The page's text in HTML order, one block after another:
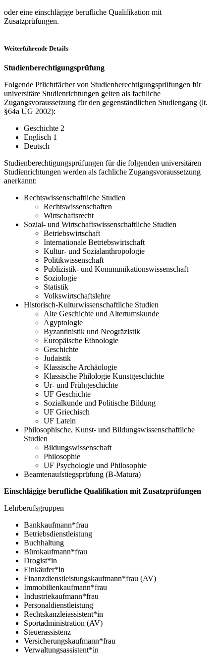
oder eine einschlägige berufliche Qualifikation mit
Zusatzprüfungen.
Weiterführende Details
Studienberechtigungsprüfung
Folgende Pflichtfächer von Studienberechtigungsprüfungen für
universitäre Studienrichtungen gelten als fachliche
Zugangsvoraussetzung für den gegenständlichen Studiengang (lt.
§64a UG 2002):
Geschichte 2
Englisch 1
Deutsch
Studienberechtigungsprüfungen für die folgenden universitären
Studienrichtungen werden als fachliche Zugangsvoraussetzung
anerkannt:
Rechtswissenschaftliche Studien
Rechtswissenschaften
Wirtschaftsrecht
Sozial- und Wirtschaftswissenschaftliche Studien
Betriebswirtschaft
Internationale Betriebswirtschaft
Kultur- und Sozialanthropologie
Politikwissenschaft
Publizistik- und Kommunikationswissenschaft
Soziologie
Statistik
Volkswirtschaftslehre
Historisch-Kulturwissenschaftliche Studien
Alte Geschichte und Altertumskunde
Ägyptologie
Byzantinistik und Neogräzistik
Europäische Ethnologie
Geschichte
Judaistik
Klassische Archäologie
Klassische Philologie Kunstgeschichte
Ur- und Frühgeschichte
UF Geschichte
Sozialkunde und Politische Bildung
UF Griechisch
UF Latein
Philosophische, Kunst- und Bildungswissenschaftliche
Studien
Bildungswissenschaft
Philosophie
UF Psychologie und Philosophie
Beamtenaufstiegsprüfung (B-Matura)
Einschlägige berufliche Qualifikation mit Zusatzprüfungen
Lehrberufsgruppen
Bankkaufmann*frau
Betriebsdienstleistung
Buchhaltung
Bürokaufmann*frau
Drogist*in
Einkäufer*in
Finanzdienstleistungskaufmann*frau (AV)
Immobilienkaufmann*frau
Industriekaufmann*frau
Personaldienstleistung
Rechtskanzleiassistent*in
Sportadministration (AV)
Steuerassistenz
Versicherungskaufmann*frau
Verwaltungsassistent*in